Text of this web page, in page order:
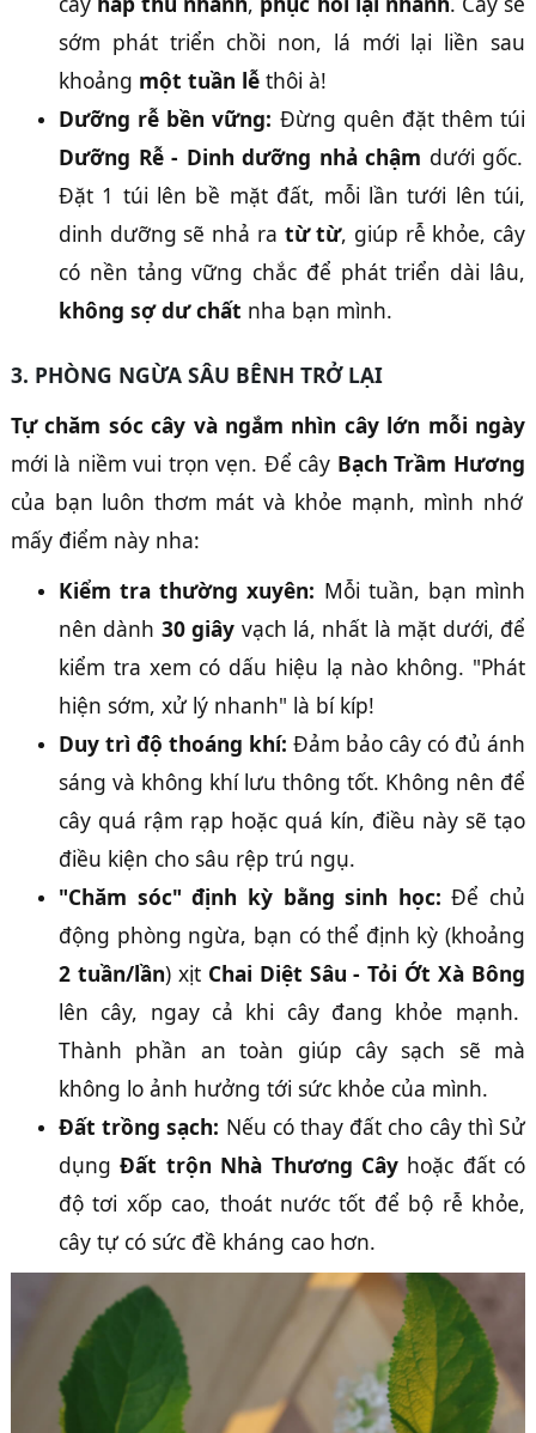
sớm phát triển chồi non, lá mới lại liền sau
khoảng một tuần lễ thôi à!
Dưỡng rễ bền vững: Đừng quên đặt thêm túi
Dưỡng Rễ - Dinh dưỡng nhả chậm dưới gốc.
Đặt 1 túi lên bề mặt đất, mỗi lần tưới lên túi,
dinh dưỡng sẽ nhả ra từ từ, giúp rễ khỏe, cây
có nền tảng vững chắc để phát triển dài lâu,
không sợ dư chất nha bạn mình.
3. PHÒNG NGỪA SÂU BÊNH TRỞ LẠI
Tự chăm sóc cây và ngắm nhìn cây lớn mỗi ngày
mới là niềm vui trọn vẹn. Để cây Bạch Trầm Hương
của bạn luôn thơm mát và khỏe mạnh, mình nhớ
mấy điểm này nha:
Kiểm tra thường xuyên: Mỗi tuần, bạn mình
nên dành 30 giây vạch lá, nhất là mặt dưới, để
kiểm tra xem có dấu hiệu lạ nào không. "Phát
hiện sớm, xử lý nhanh" là bí kíp!
Duy trì độ thoáng khí: Đảm bảo cây có đủ ánh
sáng và không khí lưu thông tốt. Không nên để
cây quá rậm rạp hoặc quá kín, điều này sẽ tạo
điều kiện cho sâu rệp trú ngụ.
"Chăm sóc" định kỳ bằng sinh học: Để chủ
động phòng ngừa, bạn có thể định kỳ (khoảng
2 tuần/lần) xịt Chai Diệt Sâu - Tỏi Ớt Xà Bông
lên cây, ngay cả khi cây đang khỏe mạnh.
Thành phần an toàn giúp cây sạch sẽ mà
không lo ảnh hưởng tới sức khỏe của mình.
Đất trồng sạch: Nếu có thay đất cho cây thì Sử
dụngĐất trộn Nhà Thương Câyhoặc đất có
độ tơi xốp cao, thoát nước tốt để bộ rễ khỏe,
cây tự có sức đề kháng cao hơn.